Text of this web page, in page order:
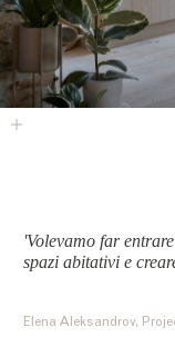
'Volevamo far
spazi abitativi e
Elena Aleksandrov,